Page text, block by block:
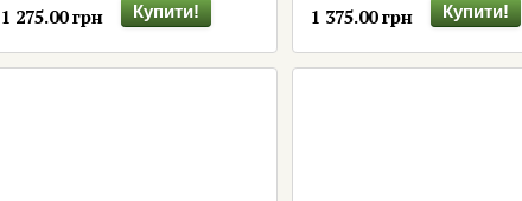
1 275.00 грн
Купити!
1 375.00 грн
Купити!